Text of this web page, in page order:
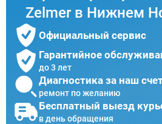
Zelmer в Нижнем
Официальный сервис
Гарантийное
до 3 лет
Диагностика за наш
ремонт по желанию
Бесплатный выезд
в день обращения